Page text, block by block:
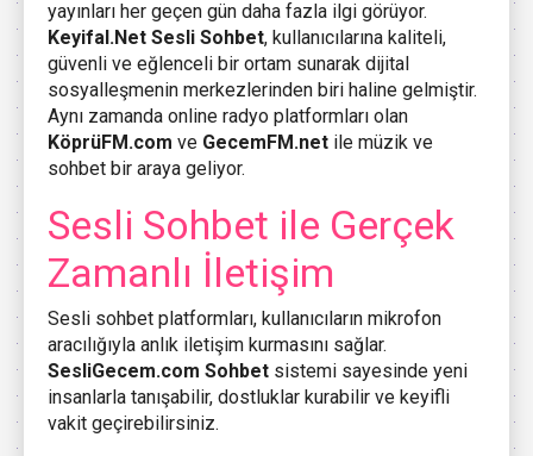
yayınları her geçen gün daha fazla ilgi görüyor.
Keyifal.Net Sesli Sohbet, kullanıcılarına kaliteli,
güvenli ve eğlenceli bir ortam sunarak dijital
sosyalleşmenin merkezlerinden biri haline gelmiştir.
Aynı zamanda online radyo platformları olan
KöprüFM.com ve GecemFM.net ile müzik ve
sohbet bir araya geliyor.
Sesli Sohbet ile Gerçek
Zamanlı İletişim
Sesli sohbet platformları, kullanıcıların mikrofon
aracılığıyla anlık iletişim kurmasını sağlar.
SesliGecem.com Sohbet sistemi sayesinde yeni
insanlarla tanışabilir, dostluklar kurabilir ve keyifli
vakit geçirebilirsiniz.